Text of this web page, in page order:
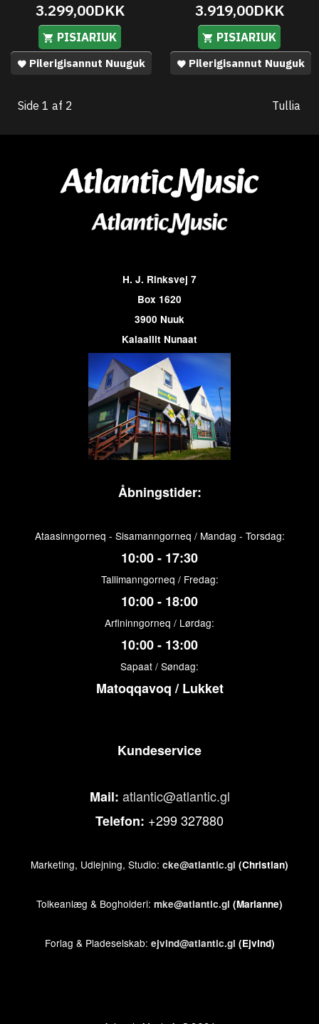
3.299,00DKK
PISIARIUK
Pilerigisannut Nuuguk
3.919,00DKK
PISIARIUK
Pilerigisannut Nuuguk
Side 1 af 2 Tullia
H. J. Rinksvej 7
Box 1620
3900 Nuuk
Kalaallit Nunaat
Åbningstider:
Ataasinngorneq - Sisamanngorneq / Mandag - Torsdag:
10:00 - 17:30
Tallimanngorneq / Fredag:
10:00 - 18:00
Arfininngorneq / Lørdag:
10:00 - 13:00
Sapaat / Søndag:
Matoqqavoq / Lukket
Kundeservice
Mail: atlantic@atlantic.gl
Telefon: +299 327880
Marketing, Udlejning, Studio: cke@atlantic.gl (Christian)
Tolkeanlæg & Bogholderi: mke@atlantic.gl (Marianne)
Forlag & Pladeselskab: ejvind@atlantic.gl (Ejvind)